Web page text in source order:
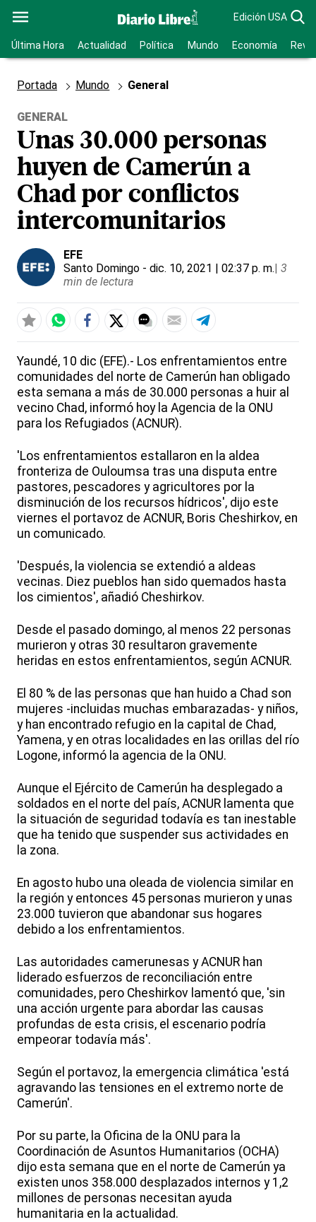
Edición USA
Última Hora Actualidad Política Mundo Economía
Portada Mundo General
GENERAL
Unas 30.000 personas
huyen de Camerún a
Chad por conflictos
intercomunitarios
EFE
Santo Domingo - dic. 10, 2021 | 02:37 p. m.| 3
min de lectura
Yaundé, 10 dic (EFE).- Los enfrentamientos entre
comunidades del norte de Camerún han obligado
esta semana a más de 30.000 personas a huir al
vecino Chad, informó hoy la Agencia de la ONU
para los Refugiados (ACNUR).
'Los enfrentamientos estallaron en la aldea
fronteriza de Ouloumsa tras una disputa entre
pastores, pescadores y agricultores por la
disminución de los recursos hídricos', dijo este
viernes el portavoz de ACNUR, Boris Cheshirkov, en
un comunicado.
'Después, la violencia se extendió a aldeas
vecinas. Diez pueblos han sido quemados hasta
los cimientos', añadió Cheshirkov.
Desde el pasado domingo, al menos 22 personas
murieron y otras 30 resultaron gravemente
heridas en estos enfrentamientos, según ACNUR.
El 80 % de las personas que han huido a Chad son
mujeres -incluidas muchas embarazadas- y niños,
y han encontrado refugio en la capital de Chad,
Yamena, y en otras localidades en las orillas del río
Logone, informó la agencia de la ONU.
Aunque el Ejército de Camerún ha desplegado a
soldados en el norte del país, ACNUR lamenta que
la situación de seguridad todavía es tan inestable
que ha tenido que suspender sus actividades en
la zona.
En agosto hubo una oleada de violencia similar en
la región y entonces 45 personas murieron y unas
23.000 tuvieron que abandonar sus hogares
debido a los enfrentamientos.
Las autoridades camerunesas y ACNUR han
liderado esfuerzos de reconciliación entre
comunidades, pero Cheshirkov lamentó que, 'sin
una acción urgente para abordar las causas
profundas de esta crisis, el escenario podría
empeorar todavía más'.
Según el portavoz, la emergencia climática 'está
agravando las tensiones en el extremo norte de
Camerún'.
Por su parte, la Oficina de la ONU para la
Coordinación de Asuntos Humanitarios (OCHA)
dijo esta semana que en el norte de Camerún ya
existen unos 358.000 desplazados internos y 1,2
millones de personas necesitan ayuda
humanitaria en la actualidad.